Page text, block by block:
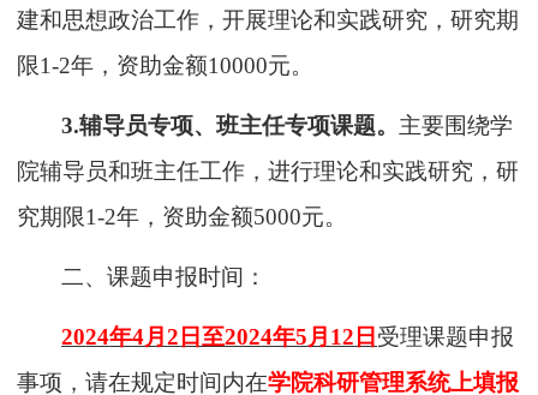
建和思想政治工作，开展理论和实践研究，研究期
限1-2年，资助金额10000元。
3.辅导员专项、班主任专项课题。 主要围绕学
院辅导员和班主任工作，进行理论和实践研究，研
究期限1-2年，资助金额5000元。
二、课题申报时间：
2024年4月2 日至2024年5月 12 日 受理课题申报
事项，请在规定时间内在学院科研管理系统上填报